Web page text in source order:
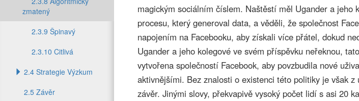
zmatený
2.3.9 Špinavý
2.3.10 Citlivá
2.4 Strategie Výzkum
2.5 Závěr
magickým sociálním číslem. Naštěstí měl Ugander a jeho
procesu, který generoval data, a věděli, že společnost
napojením na Facebooku, aby získali více přátel, dokud
Ugander a jeho kolegové ve svém příspěvku neřeknou,
vytvořena společností Facebook, aby povzbudila nové
aktivnějšími. Bez znalosti o existenci této politiky je však z
závěr. Jinými slovy, překvapivě vysoký počet lidí s asi 20